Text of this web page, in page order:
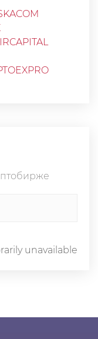
unavailable